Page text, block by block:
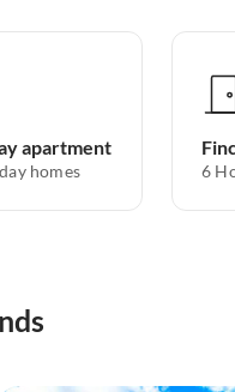
apartment
homes 6